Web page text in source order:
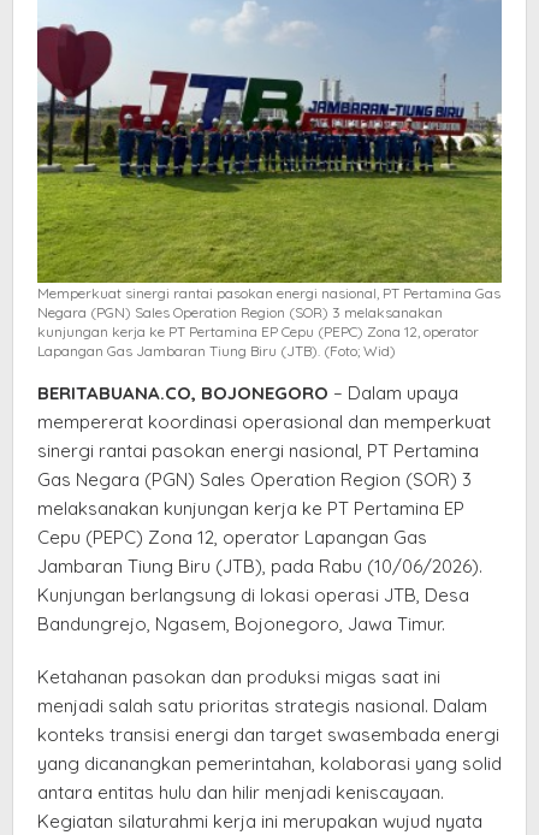
Memperkuat sinergi rantai pasokan energi nasional, PT Pertamina Gas
Negara (PGN) Sales Operation Region (SOR) 3 melaksanakan
kunjungan kerja ke PT Pertamina EP Cepu (PEPC) Zona 12, operator
Lapangan Gas Jambaran Tiung Biru (JTB). (Foto; Wid)
BERITABUANA.CO, BOJONEGORO – Dalam upaya
mempererat koordinasi operasional dan memperkuat
sinergi rantai pasokan energi nasional, PT Pertamina
Gas Negara (PGN) Sales Operation Region (SOR) 3
melaksanakan kunjungan kerja ke PT Pertamina EP
Cepu (PEPC) Zona 12, operator Lapangan Gas
Jambaran Tiung Biru (JTB), pada Rabu (10/06/2026).
Kunjungan berlangsung di lokasi operasi JTB, Desa
Bandungrejo, Ngasem, Bojonegoro, Jawa Timur.
Ketahanan pasokan dan produksi migas saat ini
menjadi salah satu prioritas strategis nasional. Dalam
konteks transisi energi dan target swasembada energi
yang dicanangkan pemerintahan, kolaborasi yang solid
antara entitas hulu dan hilir menjadi keniscayaan.
Kegiatan silaturahmi kerja ini merupakan wujud nyata